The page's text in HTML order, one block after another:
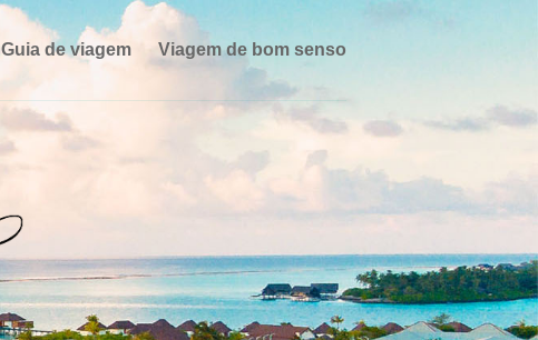
Guia de viagem Viagem de bom senso